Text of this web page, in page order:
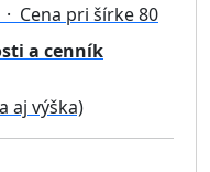
· Cena pri šírke 80
a cenník
aj výška)